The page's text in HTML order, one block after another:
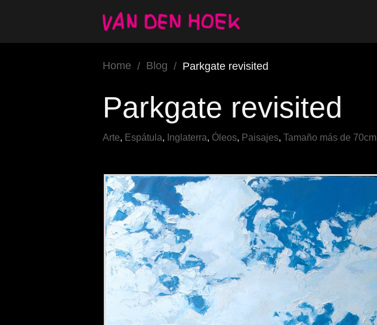
Home / Blog / Parkgate revisited
Parkgate revisited
Arte, Espátula, Inglaterra, Óleos, Paisajes, Tamaño más de 70cm